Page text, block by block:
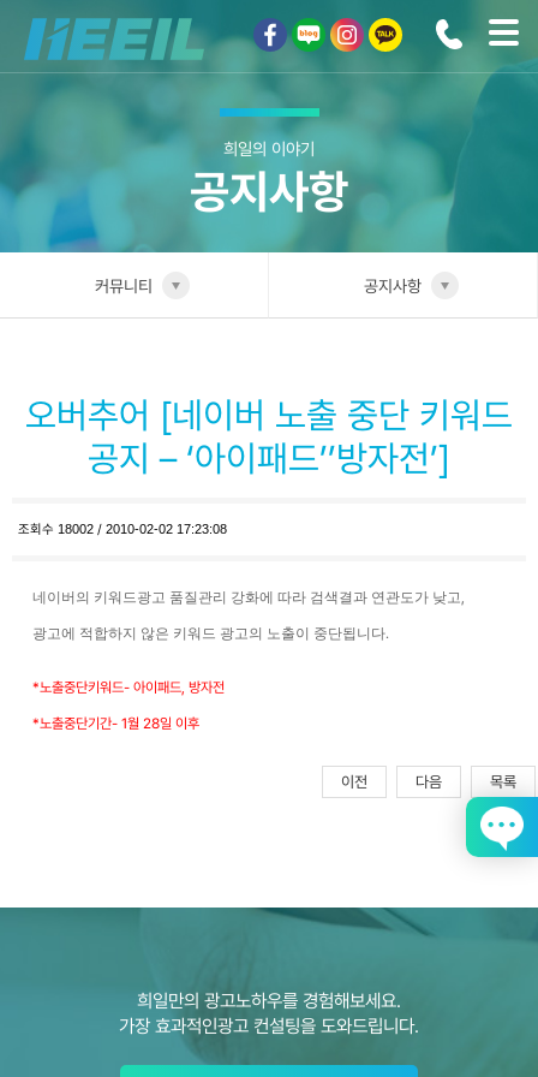
희일의 이야기
공지사항
커뮤니티
광고상품
고객센터
광고문의
공지사항
오버추어 [네이버 노출 중단 키워드
공지 – ‘아이패드’’방자전’]
조회수 18002 / 2010-02-02 17:23:08
네이버의 키워드광고 품질관리 강화에 따라 검색결과 연관도가 낮고
광고에 적합하지 않은 키워드 광고의 노출이 중단됩니다.
*노출중단키워드-아이패드 ,방자전
*노출중단기간- 1월 28일 이후
이전 다음 목록
희일만의 광고노하우를 경험해보세요.
가장 효과적인광고 컨설팅을 도와드립니다.